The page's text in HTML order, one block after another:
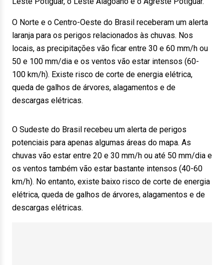
O Norte e o Centro-Oeste do Brasil receberam um alerta
laranja para os perigos relacionados às chuvas. Nos
locais, as precipitações vão ficar entre 30 e 60 mm/h ou
50 e 100 mm/dia e os ventos vão estar intensos (60-
100 km/h). Existe risco de corte de energia elétrica,
queda de galhos de árvores, alagamentos e de
descargas elétricas.
O Sudeste do Brasil recebeu um alerta de perigos
potenciais para apenas algumas áreas do mapa. As
chuvas vão estar entre 20 e 30 mm/h ou até 50 mm/dia e
os ventos também vão estar bastante intensos (40-60
km/h). No entanto, existe baixo risco de corte de energia
elétrica, queda de galhos de árvores, alagamentos e de
descargas elétricas.